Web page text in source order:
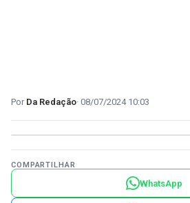
Da Redação 08/07/2024 10:03
COMPARTILHAR
WhatsApp